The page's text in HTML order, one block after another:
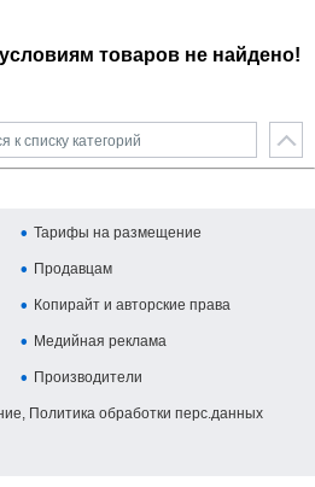
товаров не найдено!
к списку категорий
Тарифы на размещение
Продавцам
Копирайт и авторские права
Медийная реклама
Производители
Политика обработки перс.данных